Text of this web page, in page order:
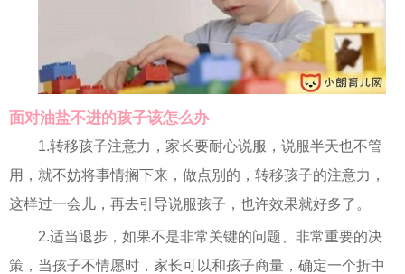
面对油盐不进的孩子该怎么办
1.转移孩子注意力，家长要耐心说服，说服半天也不管
用，就不妨将事情搁下来，做点别的，转移孩子的注意力，
这样过一会儿，再去引导说服孩子，也许效果就好多了。
2.适当退步，如果不是非常关键的问题、非常重要的决
策，当孩子不情愿时，家长可以和孩子商量，确定一个折中